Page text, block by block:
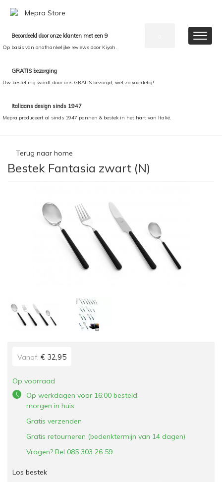
Beoordeeld door onze klanten met een 9
Op basis van onafhankelijke reviews door Kiyoh.
GRATIS bezorging
Uw bestelling wordt door ons GRATIS bezorgd, wel zo voordelig!
Italiaans design sinds 1947
Mepra produceert al sinds 1947 pannen & bestek in het hart van Italië.
Terug naar home
Bestek Fantasia zwart (N)
Vanaf: € 32,95
Op voorraad
Op werkdagen voor 16:00 besteld,
morgen in huis
Gratis verzenden
Gratis retourneren (bedenktermijn van 14 dagen)
Vragen? Bel 085 303 26 59
Los bestek